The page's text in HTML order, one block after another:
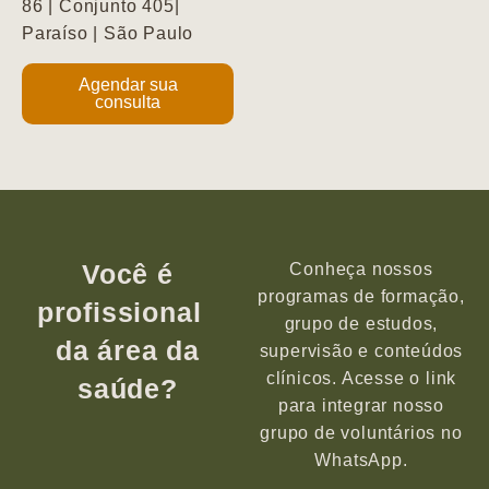
86 | Conjunto 405|
Paraíso | São Paulo
Agendar sua
consulta
Você é
profissional
da área da
saúde?
Conheça nossos
programas de formação,
grupo de estudos,
supervisão e conteúdos
clínicos. Acesse o link
para integrar nosso
grupo de voluntários no
WhatsApp.